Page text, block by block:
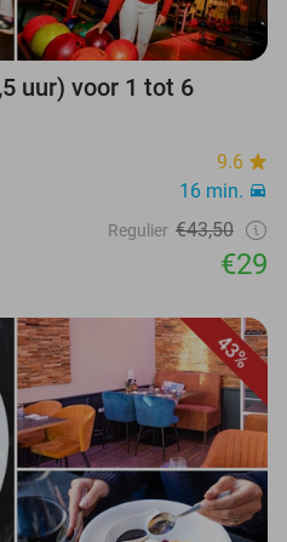
uur) voor 1 tot 6
9.6
16 min.
Regulier €43,50
€29
43%